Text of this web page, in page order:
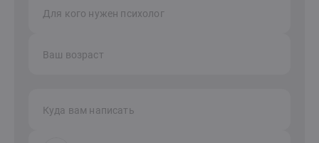
Для кого нужен психолог
Ваш возраст
Куда вам написать